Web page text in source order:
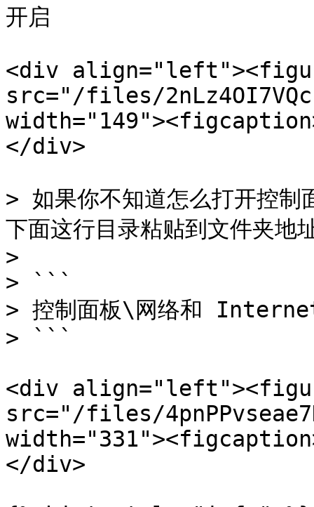
开启
<div
src="/files/
</div>
> 如果你不知道怎么打开控制
下面这行目录粘贴到文件夹地
>
> ```
> 控制面板\网络和
> ```
<div
src="/files/
</div>